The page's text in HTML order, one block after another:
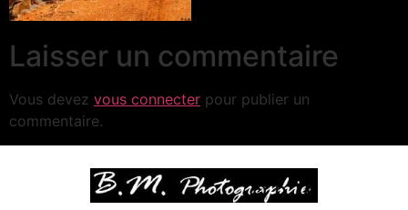
Laisser un commentaire
Vous devez vous connecter pour publier un
commentaire.